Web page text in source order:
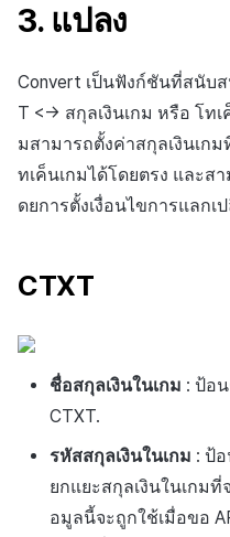
3. แปลง
Convert เป็นฟังก์ชันที่สนับ
T <-> สกุลเงินเกม หรือ โท
มสามารถตั้งค่าสกุลเงินเก
ทเค็นเกมได้โดยตรง และส
ดยการตั้งเงื่อนไขการแลกเ
CTXT
ชื่อสกุลเงินในเกม : ป้อ
CTXT.
รหัสสกุลเงินในเกม : ป้
ยกแยะสกุลเงินในเกมที่
อมูลนี้จะถูกใช้เมื่อขอ